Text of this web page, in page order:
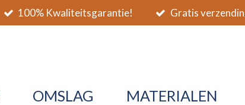
100% Kwaliteitsgarantie! Gratis
OMSLAG MATERIALEN